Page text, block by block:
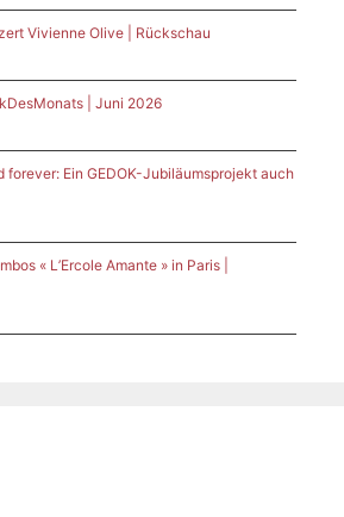
Vivienne Olive | Rückschau
| Juni 2026
forever: Ein GEDOK-Jubiläumsprojekt auch
« L’Ercole Amante » in Paris |